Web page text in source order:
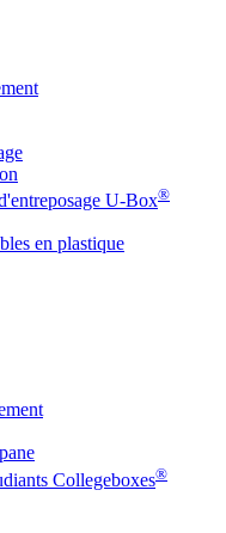
U-Box®
en plastique
Collegeboxes®